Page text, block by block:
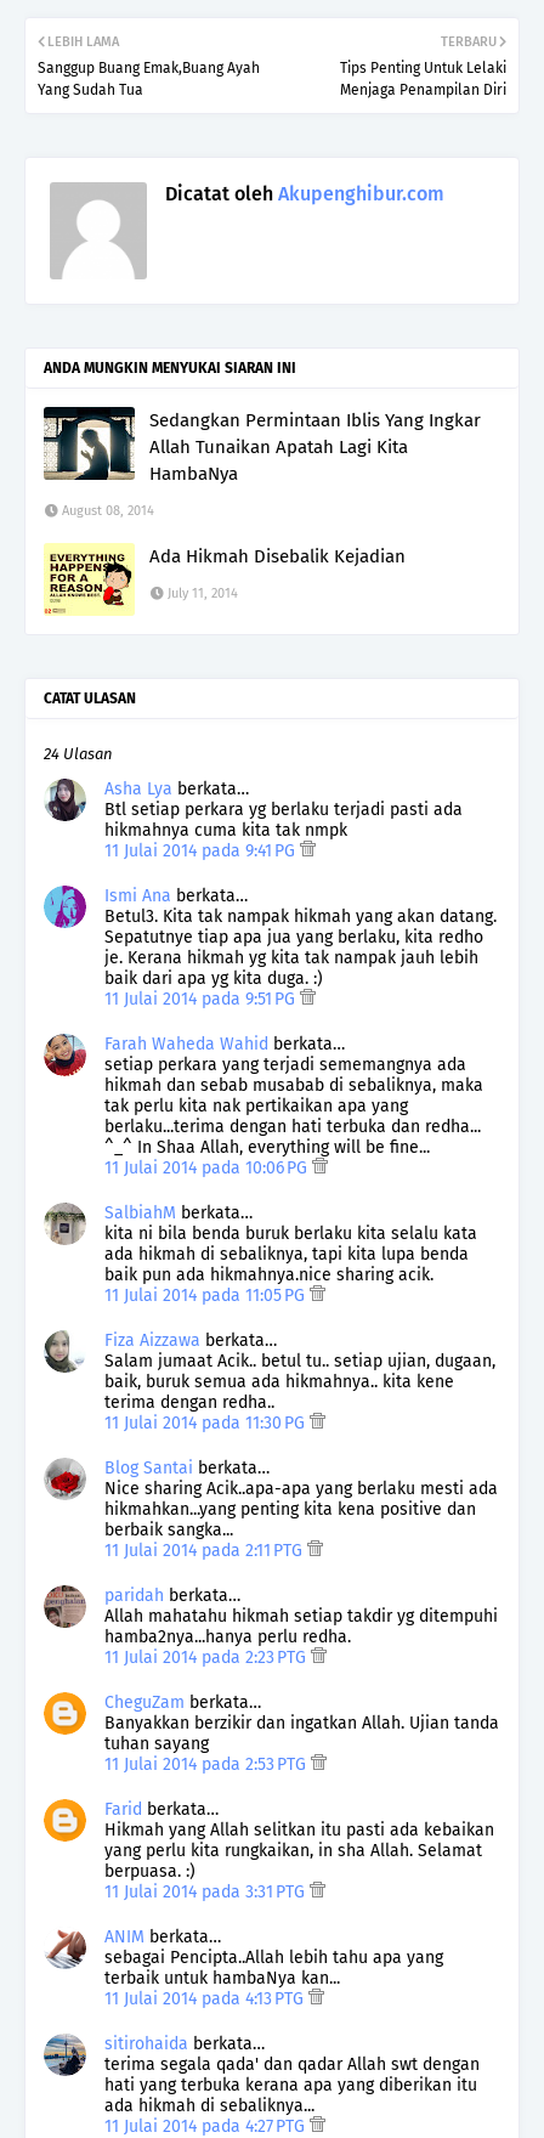
TERBARU
Tips Penting Untuk Lelaki
Menjaga Penampilan Diri
LEBIH LAMA
Sanggup Buang Emak,Buang Ayah
Yang Sudah Tua
Dicatat oleh Akupenghibur.com
ANDA MUNGKIN MENYUKAI SIARAN INI
Sedangkan Permintaan Iblis Yang Ingkar
Allah Tunaikan Apatah Lagi Kita
HambaNya
August 08, 2014
Ada Hikmah Disebalik Kejadian
July 11, 2014
CATAT ULASAN
24 Ulasan
Asha Lya berkata…
Btl setiap perkara yg berlaku terjadi pasti ada
hikmahnya cuma kita tak nmpk
11 Julai 2014 pada 9:41 PG
Ismi Ana berkata…
Betul3. Kita tak nampak hikmah yang akan datang.
Sepatutnye tiap apa jua yang berlaku, kita redho
je. Kerana hikmah yg kita tak nampak jauh lebih
baik dari apa yg kita duga. :)
11 Julai 2014 pada 9:51 PG
Farah Waheda Wahid berkata…
setiap perkara yang terjadi sememangnya ada
hikmah dan sebab musabab di sebaliknya, maka
tak perlu kita nak pertikaikan apa yang
berlaku...terima dengan hati terbuka dan redha...
^_^ In Shaa Allah, everything will be fine...
11 Julai 2014 pada 10:06 PG
SalbiahM berkata…
kita ni bila benda buruk berlaku kita selalu kata
ada hikmah di sebaliknya, tapi kita lupa benda
baik pun ada hikmahnya.nice sharing acik.
11 Julai 2014 pada 11:05 PG
Fiza Aizzawa berkata…
Salam jumaat Acik.. betul tu.. setiap ujian, dugaan,
baik, buruk semua ada hikmahnya.. kita kene
terima dengan redha..
11 Julai 2014 pada 11:30 PG
Blog Santai berkata…
Nice sharing Acik..apa-apa yang berlaku mesti ada
hikmahkan...yang penting kita kena positive dan
berbaik sangka...
11 Julai 2014 pada 2:11 PTG
paridah berkata…
Allah mahatahu hikmah setiap takdir yg ditempuhi
hamba2nya...hanya perlu redha.
11 Julai 2014 pada 2:23 PTG
CheguZam berkata…
Banyakkan berzikir dan ingatkan Allah. Ujian tanda
tuhan sayang
11 Julai 2014 pada 2:53 PTG
Farid berkata…
Hikmah yang Allah selitkan itu pasti ada kebaikan
yang perlu kita rungkaikan, in sha Allah. Selamat
berpuasa. :)
11 Julai 2014 pada 3:31 PTG
ANIM berkata…
sebagai Pencipta..Allah lebih tahu apa yang
terbaik untuk hambaNya kan...
11 Julai 2014 pada 4:13 PTG
sitirohaida berkata…
terima segala qada' dan qadar Allah swt dengan
hati yang terbuka kerana apa yang diberikan itu
ada hikmah di sebaliknya...
11 Julai 2014 pada 4:27 PTG